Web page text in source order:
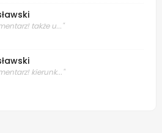
także u..."
kierunk..."